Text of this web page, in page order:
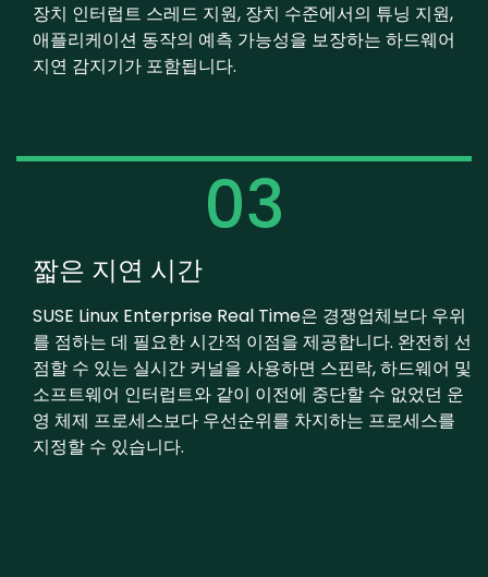
장치 인터럽트 스레드 지원, 장치 수준에서의 튜닝 지원,
애플리케이션 동작의 예측 가능성을 보장하는 하드웨어
지연 감지기가 포함됩니다.
03
짧은 지연 시간
SUSE Linux Enterprise Real Time은 경쟁업체보다 우위
를 점하는 데 필요한 시간적 이점을 제공합니다. 완전히 선
점할 수 있는 실시간 커널을 사용하면 스핀락, 하드웨어 및
소프트웨어 인터럽트와 같이 이전에 중단할 수 없었던 운
영 체제 프로세스보다 우선순위를 차지하는 프로세스를
지정할 수 있습니다.